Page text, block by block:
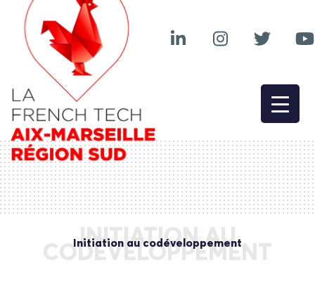
INITIATION AU
CODÉVELOPPEMENT
Initiation au codéveloppement